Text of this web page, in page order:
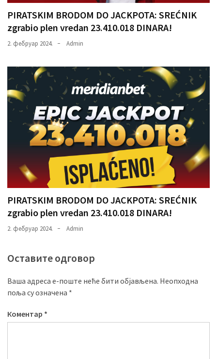
PIRATSKIM BRODOM DO JACKPOTA: SREĆNIK
zgrabio plen vredan 23.410.018 DINARA!
2. фебруар 2024. Admin
PIRATSKIM BRODOM DO JACKPOTA: SREĆNIK
zgrabio plen vredan 23.410.018 DINARA!
2. фебруар 2024. Admin
Оставите одговор
Ваша адреса е-поште неће бити објављена. Неопходна
поља су означена *
Коментар *